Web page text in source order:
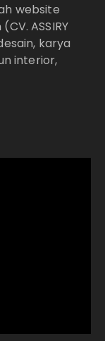
website
ASSIRY
karya
interior,